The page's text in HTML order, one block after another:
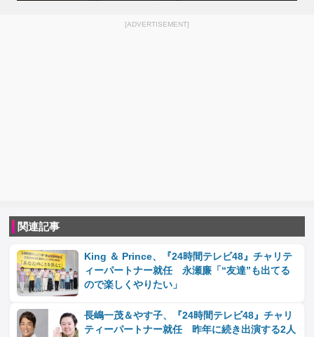
[ADVERTISEMENT]
関連記事
King ＆ Prince、『24時間テレビ48』チャリテ
ィーパートナー就任 永瀬廉「“友達”も出てる
ので楽しくやりたい」
長嶋一茂＆やす子、『24時間テレビ48』チャリ
ティーパートナー就任 昨年に続き出演する2人